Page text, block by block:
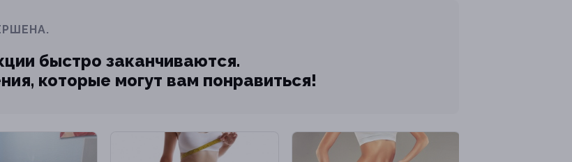
быстро заканчиваются.
которые могут вам понравиться!